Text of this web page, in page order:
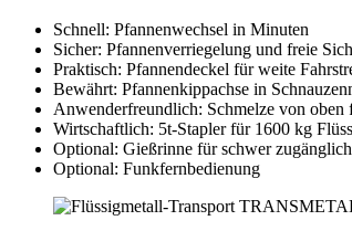
Schnell: Pfannenwechsel in Minuten
Sicher: Pfannenverriegelung und freie
Praktisch: Pfannendeckel für weite
Bewährt: Pfannenkippachse in
Anwenderfreundlich: Schmelze von oben
Wirtschaftlich: 5t-Stapler für 1600 kg
Optional: Gießrinne für schwer
Optional: Funkfernbedienung